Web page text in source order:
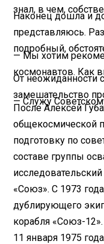
знал, в чем,
Наконец дошла и
представляюсь.
подробный,
— Мы хотим
космонавтов. Как
От неожиданности
замешательство
— Служу
После Алексей
общекосмической
подготовку по
составе группы
«Союз». С 1973
дублирующего
корабля «Союз-
11 января 1975